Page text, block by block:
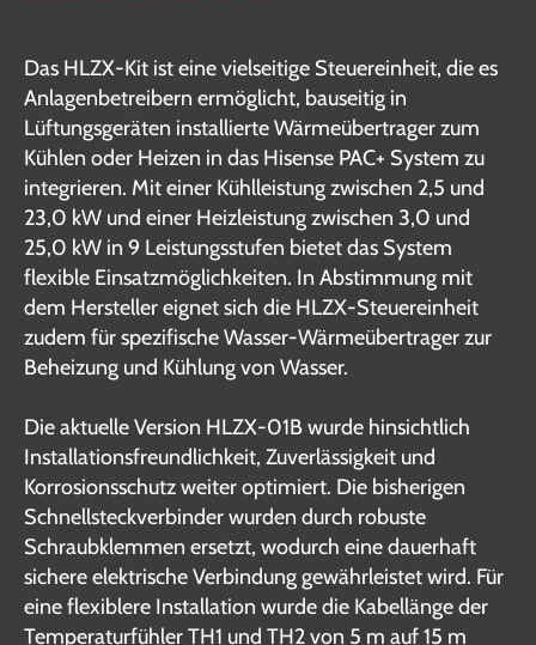
Das HLZX-Kit ist eine vielseitige Steuereinheit, die es
Anlagenbetreibern ermöglicht, bauseitig in
Lüftungsgeräten installierte Wärmeübertrager zum
Kühlen oder Heizen in das Hisense PAC+ System zu
integrieren. Mit einer Kühlleistung zwischen 2,5 und
23,0 kW und einer Heizleistung zwischen 3,0 und
25,0 kW in 9 Leistungsstufen bietet das System
flexible Einsatzmöglichkeiten. In Abstimmung mit
dem Hersteller eignet sich die HLZX-Steuereinheit
zudem für spezifische Wasser-Wärmeübertrager zur
Beheizung und Kühlung von Wasser.
Die aktuelle Version HLZX-01B wurde hinsichtlich
Installationsfreundlichkeit, Zuverlässigkeit und
Korrosionsschutz weiter optimiert. Die bisherigen
Schnellsteckverbinder wurden durch robuste
Schraubklemmen ersetzt, wodurch eine dauerhaft
sichere elektrische Verbindung gewährleistet wird. Für
eine flexiblere Installation wurde die Kabellänge der
Temperaturfühler TH1 und TH2 von 5 m auf 15 m